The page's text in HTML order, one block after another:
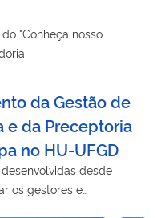
"Conheça nosso
da Gestão de
e da Preceptoria
no HU-UFGD
desde
os gestores e